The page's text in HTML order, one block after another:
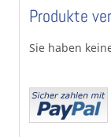
Produkte
Sie haben